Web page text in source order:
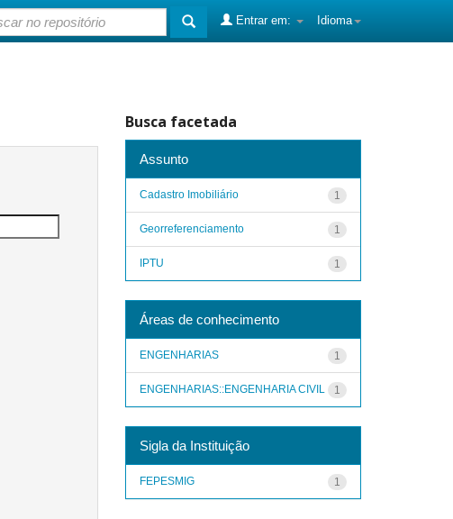
Idioma
Entrar em:
Busca facetada
Assunto
1
Cadastro Imobiliário
1
Georreferenciamento
1
IPTU
Áreas de conhecimento
1
ENGENHARIAS
1
ENGENHARIAS::ENGENHARIA CIVIL
Sigla da Instituição
1
FEPESMIG